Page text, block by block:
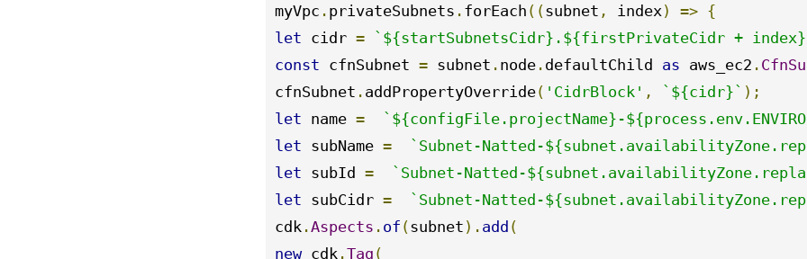
myVpc . privateSubnets . forEach ((subnet , index) => {
let cidr =
`${startSubnetsCidr}.${firstPrivateCidr +
const cfnSubnet = subnet . node. defaultChild as aws_ec2 .
cfnSubnet . addPropertyOverride( 'CidrBlock' , `${cidr}` );
let name =
`${configFile.projectName}-
let subName =
`Subnet-Natted-
let subId =
`Subnet-Natted-
let subCidr =
`Subnet-Natted-
cdk.Aspects . of (subnet ). add (
new cdk.Tag (